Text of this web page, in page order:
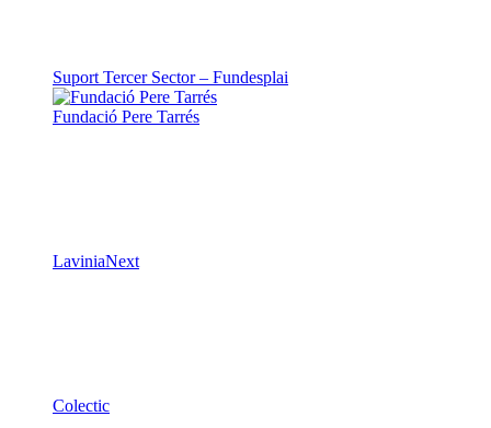
Suport Tercer Sector – Fundesplai
Fundació Pere Tarrés